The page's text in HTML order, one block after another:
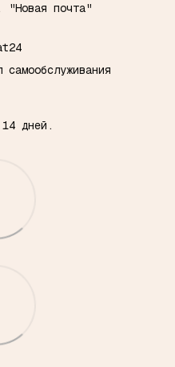
"Новая почта"
дней.